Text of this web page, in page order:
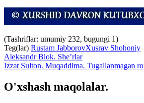
(Tashriflar: umumiy 232, bugungi 1)
Teg(lar) Rustam JabborovXusrav Shohoniy
Aleksandr Blok. She’rlar
Izzat Sulton. Muqaddima. Tugallanmagan
O'xshash maqolalar.